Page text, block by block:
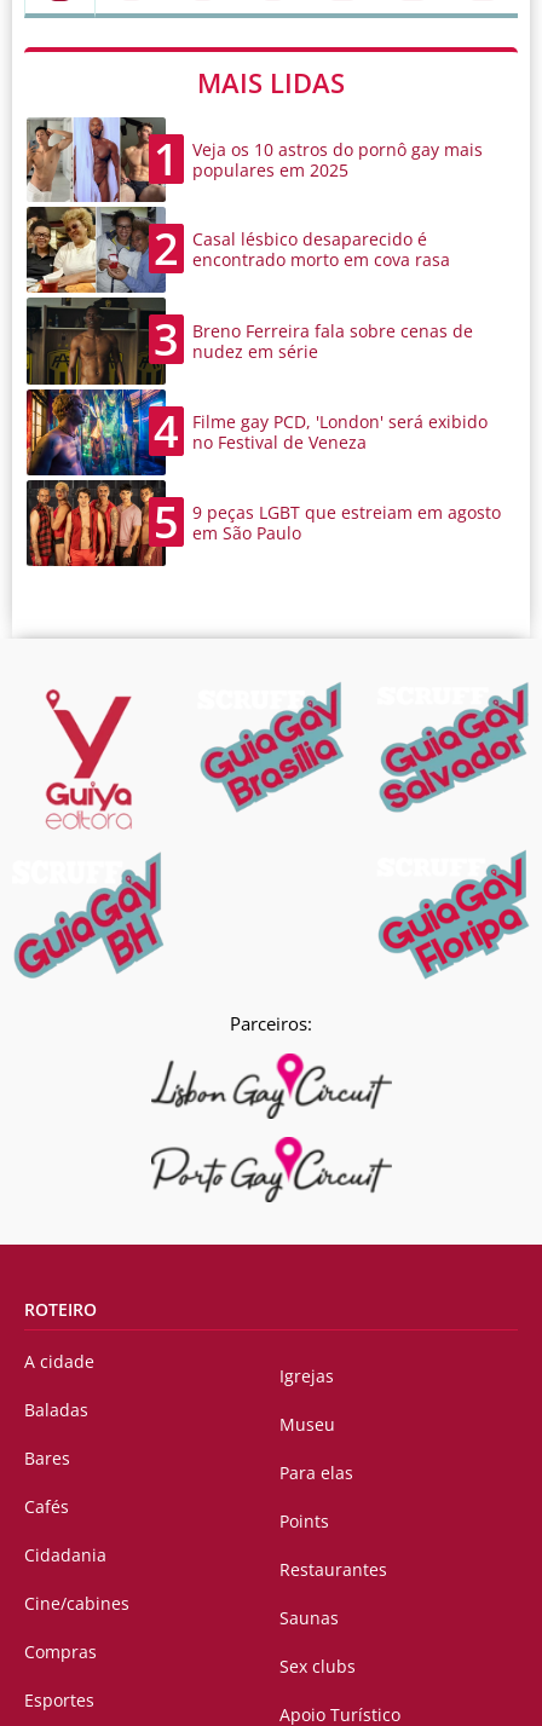
MAIS LIDAS
1
Veja os 10 astros do pornô gay mais
populares em 2025
2
Casal lésbico desaparecido é
encontrado morto em cova rasa
3
Breno Ferreira fala sobre cenas de
nudez em série
4
Filme gay PCD, 'London' será exibido
no Festival de Veneza
5
9 peças LGBT que estreiam em agosto
em São Paulo
Parceiros:
ROTEIRO
A cidade
Baladas
Bares
Cafés
Cidadania
Cine/cabines
Compras
Esportes
Igrejas
Museu
Para elas
Points
Restaurantes
Saunas
Sex clubs
Apoio Turístico